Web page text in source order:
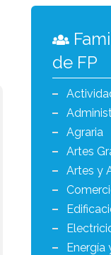
de FP
Agraria
Artes
Artes y
Energía